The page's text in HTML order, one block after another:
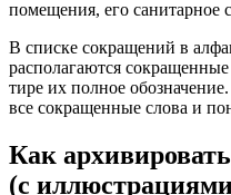
помещения, его санитарное
В списке сокращений в
располагаются
тире их полное
все сокращенные слова и
Как
(с